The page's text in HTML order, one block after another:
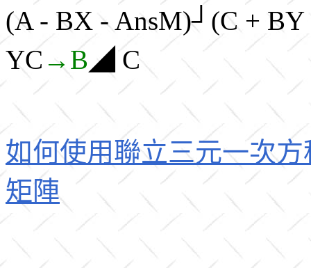
(A - BX - AnsM)┘(C +
YC →B◢ C
如何使用聯立三元一次
矩陣